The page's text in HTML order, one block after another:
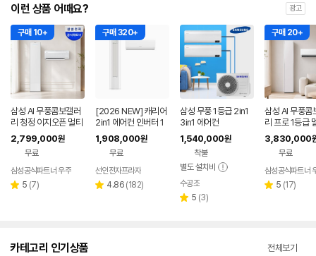
이런 상품 어때요? 광고
구매 10+
삼성 AI 무풍콤보갤러
리 청정 이지오픈 멀티
형 에어컨 AF80F17D
22WRS 기본설치포
2,799,000원
무료
삼성공식파트너 우주
별 5 리
(7)
구매 320+
[2026 NEW] 캐리어
2in1 에어컨 인버터 1
등급 멀티형 wifi 17평
+6평 투인원 전국 설
치비포함
1,908,000원
무료
선인전자프라자
별 4.86 리
(182)
삼성 무풍 1등급 2in1
3in1 에어컨
1,540,000원
착불
별도 설치비
페이
수공조
별 5 리
(3)
구매 20+
삼성 AI 무풍콤
리 프로 1등급
에어컨
8ERS 기본설
3,830,000
무료
삼성공식파트너
별 5 리
(17)
카테고리 인기상품 전체보기